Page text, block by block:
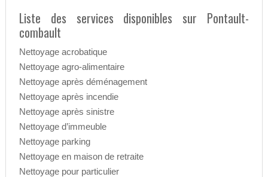
Liste des services disponibles sur Pontault-
combault
Nettoyage acrobatique
Nettoyage agro-alimentaire
Nettoyage après déménagement
Nettoyage après incendie
Nettoyage après sinistre
Nettoyage d’immeuble
Nettoyage parking
Nettoyage en maison de retraite
Nettoyage pour particulier